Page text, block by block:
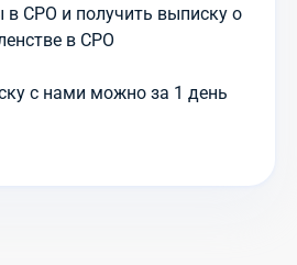
в СРО и получить выписку о
в СРО
с нами можно за 1 день